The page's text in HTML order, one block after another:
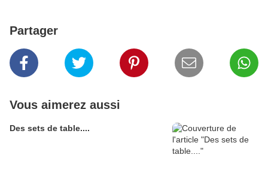
Partager
Vous aimerez aussi
Des sets de table....